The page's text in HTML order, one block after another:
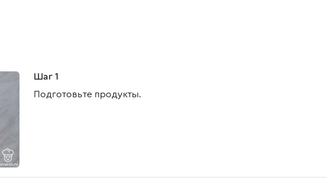
Шаг 1
Подготовьте продукты.